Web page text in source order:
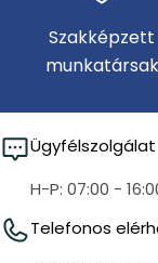
Szakképzett
munkatársak
Ügyfélszolgálat
H-P: 07:00 -
Telefonos